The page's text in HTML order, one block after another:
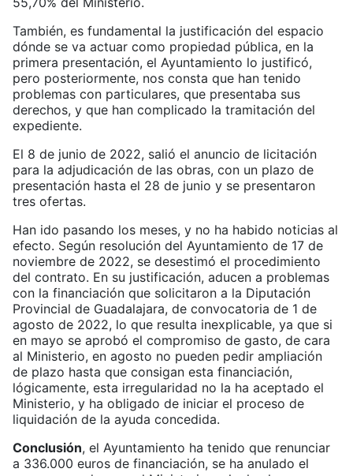
También, es fundamental la justificación del espacio
dónde se va actuar como propiedad pública, en la
primera presentación, el Ayuntamiento lo justificó,
pero posteriormente, nos consta que han tenido
problemas con particulares, que presentaba sus
derechos, y que han complicado la tramitación del
expediente.
El 8 de junio de 2022, salió el anuncio de licitación
para la adjudicación de las obras, con un plazo de
presentación hasta el 28 de junio y se presentaron
tres ofertas.
Han ido pasando los meses, y no ha habido noticias al
efecto. Según resolución del Ayuntamiento de 17 de
noviembre de 2022, se desestimó el procedimiento
del contrato. En su justificación, aducen a problemas
con la financiación que solicitaron a la Diputación
Provincial de Guadalajara, de convocatoria de 1 de
agosto de 2022, lo que resulta inexplicable, ya que si
en mayo se aprobó el compromiso de gasto, de cara
al Ministerio, en agosto no pueden pedir ampliación
de plazo hasta que consigan esta financiación,
lógicamente, esta irregularidad no la ha aceptado el
Ministerio, y ha obligado de iniciar el proceso de
liquidación de la ayuda concedida.
Conclusión, el Ayuntamiento ha tenido que renunciar
a 336.000 euros de financiación, se ha anulado el